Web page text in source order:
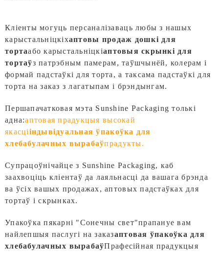
Кліенты могуць персаналізаваць любы з нашых
карыстальніцкіхаптовы продаж дошкі для
тортаабо карыстальніцкіаптовыя скрынкі для
тортаўз патрэбным памерам, таўшчынёй, колерам і
формай падстаўкі для торта, а таксама падстаўкі для
торта на заказ з лагатыпам і брэндынгам.
Першапачатковая мэта Sunshine Packaging толькі
адна:аптовая прадукцыя высокай
якасцііндывідуальная ўпакоўка для
хлебабулачных вырабаўпрадукты.
Супрацоўнічайце з Sunshine Packaging, каб
заахвоціць кліентаў да лаяльнасці да вашага брэнда
ва ўсіх вашых продажах, аптовых падстаўках для
тортаў і скрынках.
Упакоўка пякарні "Сонечны свет"прапануе вам
найлепшыя паслугі на заказаптовая ўпакоўка для
хлебабулачных вырабаўПрафесійная прадукцыя